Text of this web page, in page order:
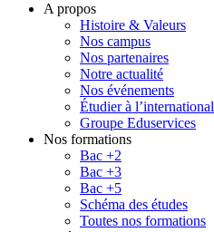
A propos
Histoire & Valeurs
Nos campus
Nos partenaires
Notre actualité
Nos événements
Étudier à l’international
Groupe Eduservices
Nos formations
Bac +2
Bac +3
Bac +5
Schéma des études
Toutes nos formations